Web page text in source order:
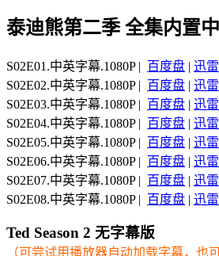
泰迪熊第二季 全集内置
S02E01.中英字幕.1080P | 百度盘 | 迅
S02E02.中英字幕.1080P | 百度盘 | 迅
S02E03.中英字幕.1080P | 百度盘 | 迅
S02E04.中英字幕.1080P | 百度盘 | 迅
S02E05.中英字幕.1080P | 百度盘 | 迅
S02E06.中英字幕.1080P | 百度盘 | 迅
S02E07.中英字幕.1080P | 百度盘 | 迅
S02E08.中英字幕.1080P | 百度盘 | 迅
Ted Season 2 无字幕版
（可尝试用播放器自动加载字幕，也